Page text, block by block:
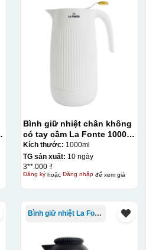
Bình giữ nhiệt chân không
có tay cầm La Fonte 1000ml
– 011655
Kích thước: 1000ml
TG sản xuất: 10 ngày
3**.000 ₫
Đăng kýhoặc Đăng nhậpđể xem giá
Bình giữ nhiệt La Fonte